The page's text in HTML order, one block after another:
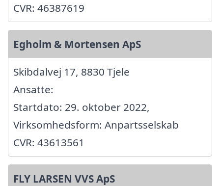
CVR: 46387619
Egholm & Mortensen ApS
Skibdalvej 17, 8830 Tjele
Ansatte:
Startdato: 29. oktober 2022,
Virksomhedsform: Anpartsselskab
CVR: 43613561
FLY LARSEN VVS ApS